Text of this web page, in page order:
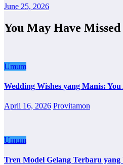
June 25, 2026
You May Have Missed
Umum
Wedding Wishes yang Manis:
April 16, 2026 Provitamon
Umum
Tren Model Gelang Terbaru